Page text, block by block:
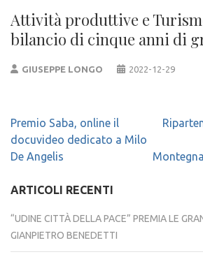
Attività produttive e
bilancio di cinque anni di
GIUSEPPE LONGO 2022-12-29
Navigazione
articoli
Premio Saba, online il
docuvideo dedicato a Milo
De Angelis
ARTICOLI RECENTI
“UDINE CITTÀ DELLA PACE” PREMIA LE
GIANPIETRO BENEDETTI